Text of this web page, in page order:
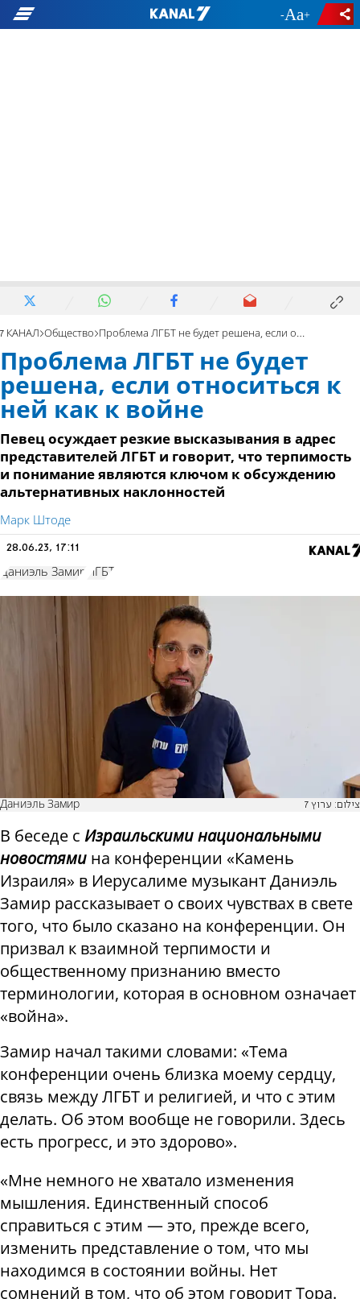
- +
7 КАНАЛ Общество Проблема ЛГБТ не будет решена, если относиться к ней как к войне
Проблема ЛГБТ не будет
решена, если относиться к
ней как к войне
Певец осуждает резкие высказывания в адрес
представителей ЛГБТ и говорит, что терпимость
и понимание являются ключом к обсуждению
альтернативных наклонностей
Марк Штоде
28.06.23, 17:11
Даниэль Замир ЛГБТ
Даниэль Замир צילום: ערוץ 7
В беседе с Израильскими национальными
новостями на конференции «Камень
Израиля» в Иерусалиме музыкант Даниэль
Замир рассказывает о своих чувствах в свете
того, что было сказано на конференции. Он
призвал к взаимной терпимости и
общественному признанию вместо
терминологии, которая в основном означает
«война».
Замир начал такими словами: «Тема
конференции очень близка моему сердцу,
связь между ЛГБТ и религией, и что с этим
делать. Об этом вообще не говорили. Здесь
есть прогресс, и это здорово».
«Мне немного не хватало изменения
мышления. Единственный способ
справиться с этим — это, прежде всего,
изменить представление о том, что мы
находимся в состоянии войны. Нет
сомнений в том, что об этом говорит Тора.